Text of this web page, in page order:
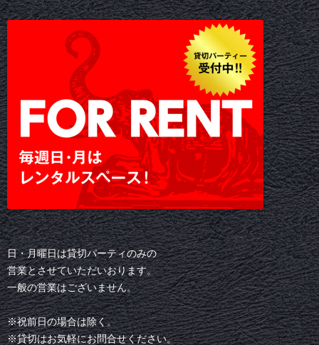
日・月曜日は貸切パーティのみの
営業とさせていただいおります。
一般の営業はございません。
※祝前日の場合は除く。
※貸切はお気軽にお問合せください。